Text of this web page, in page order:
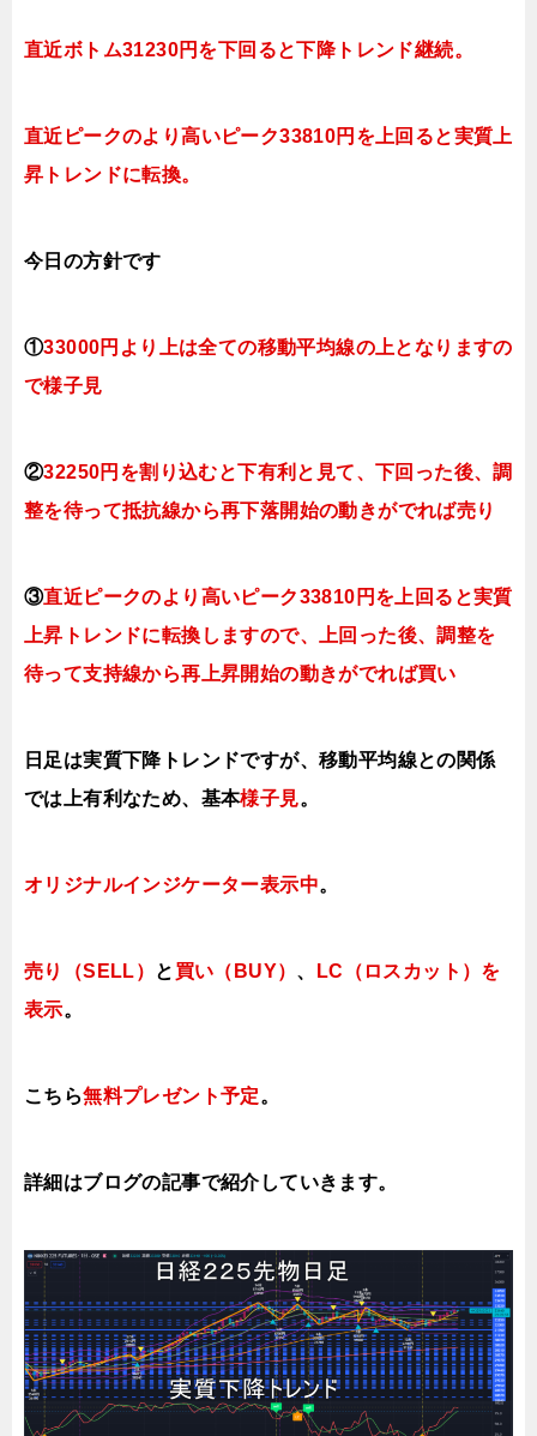
直近ボトム31230円を下回ると下降トレンド継続。
直近ピークのより高いピーク33810円を上回ると実質上
昇トレンドに転換。
今日 の方針です
①33000円より上は全ての移動平均線の上となりますの
で様子見
②32250円を割り込むと下有利と見て、下回った後、調
整を待って抵抗線から再下落開始の動きがでれば売り
③直近ピークのより高いピーク33810円を上回ると実質
上昇トレンドに転換しますので、上回った後、調整を
待って支持線から再上昇開始の動きがでれば買い
日足は実質下降トレンドですが、移動平均線との関係
では上有利なため、基本様子見。
オリジナルインジケーター表示中。
売り（SELL） と 買い（BUY） 、
LC（ロスカット）を
表示。
こちら無料プレゼント予定。
詳細はブログの記事で紹介していき ます。